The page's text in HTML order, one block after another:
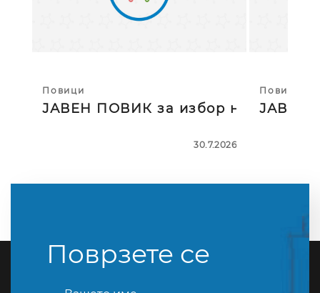
Повици
ЈАВЕН ПОВИК за избор на тројца
30.7.2026
Повици
ЈАВЕН
Поврзете се